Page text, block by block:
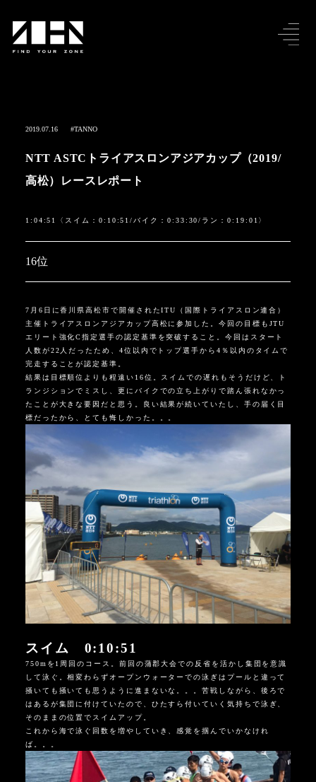
2019.07.16 #TANNO
NTT ASTCトライアスロンアジアカップ（2019/
高松）レースレポート
1:04:51〈スイム：0:10:51/バイク：0:33:30/ラン：0:19:01〉
16位
7月6日に香川県高松市で開催されたITU（国際トライアスロン連合）
主催トライアスロンアジアカップ高松に参加した。今回の目標もJTU
エリート強化C指定選手の認定基準を突破すること。今回はスタート
人数が22人だったため、4位以内でトップ選手から4％以内のタイムで
完走することが認定基準。
結果は目標順位よりも程遠い16位。スイムでの遅れもそうだけど、ト
ランジションでミスし、更にバイクでの立ち上がりで踏ん張れなかっ
たことが大きな要因だと思う。良い結果が続いていたし、手の届く目
標だったから、とても悔しかった。。。
スイム 0:10:51
750mを1周回のコース。前回の蒲郡大会での反省を活かし集団を意識
して泳ぐ。相変わらずオープンウォーターでの泳ぎはプールと違って
掻いても掻いても思うように進まないな。。。苦戦しながら、後ろで
はあるが集団に付けていたので、ひたすら付いていく気持ちで泳ぎ、
そのままの位置でスイムアップ。
これから海で泳ぐ回数を増やしていき、感覚を掴んでいかなけれ
ば。。。